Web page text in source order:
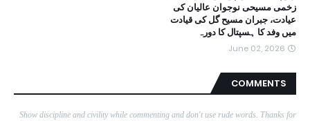
زخمی مسیحی نوجوان عالیان کی
عیادت، جبران مسیح گل کی قیادت
میں وفد کا ہسپتال کا دورہ
June 02, 2026
COMMENTS
Show discipline and civility while commenting and don't use rude words. Thanks for